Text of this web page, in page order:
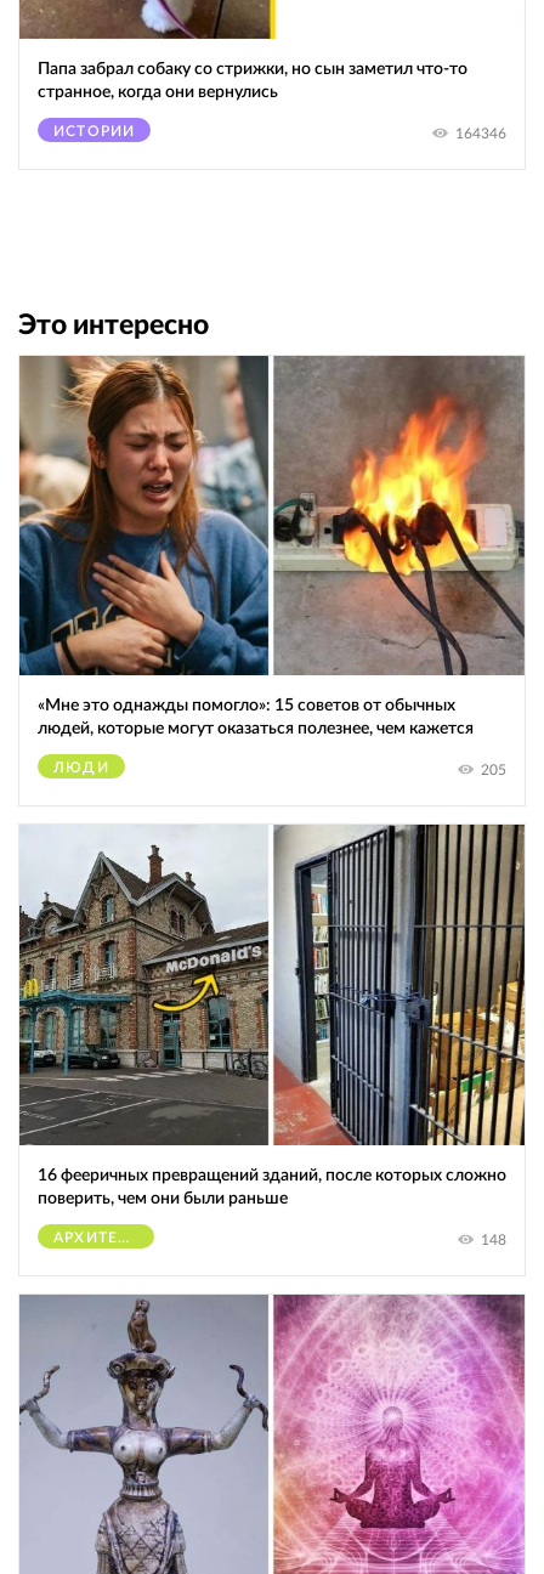
Папа забрал собаку со стрижки, но сын заметил что-то
странное, когда они вернулись
ИСТОРИИ 164346
Это интересно
«Мне это однажды помогло»: 15 советов от обычных
людей, которые могут оказаться полезнее, чем кажется
ЛЮДИ 205
16 фееричных превращений зданий, после которых сложно
поверить, чем они были раньше
АРХИТЕКТУРА 148